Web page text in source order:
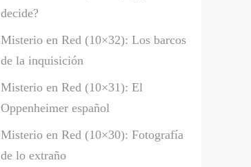
decide?
Misterio en Red (10×32): Los barcos
de la inquisición
Misterio en Red (10×31): El
Oppenheimer español
Misterio en Red (10×30): Fotografía
de lo extraño